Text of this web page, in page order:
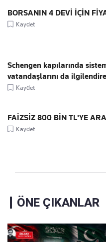
BORSANIN 4 DEVİ İÇİN
Kaydet
Schengen kapılarında
vatandaşlarını da
Kaydet
FAİZSİZ 800 BİN TL'YE
Kaydet
ÖNE ÇIKANLAR